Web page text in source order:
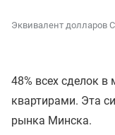
Эквивалент долларов
48% всех сделок
квартирами. Эта
рынка Минска.